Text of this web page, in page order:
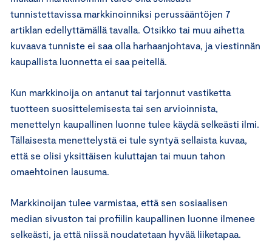
tunnistettavissa markkinoinniksi perussääntöjen 7
artiklan edellyttämällä tavalla. Otsikko tai muu aihetta
kuvaava tunniste ei saa olla harhaanjohtava, ja viestinnän
kaupallista luonnetta ei saa peitellä.
Kun markkinoija on antanut tai tarjonnut vastiketta
tuotteen suosittelemisesta tai sen arvioinnista,
menettelyn kaupallinen luonne tulee käydä selkeästi ilmi.
Tällaisesta menettelystä ei tule syntyä sellaista kuvaa,
että se olisi yksittäisen kuluttajan tai muun tahon
omaehtoinen lausuma.
Markkinoijan tulee varmistaa, että sen sosiaalisen
median sivuston tai profiilin kaupallinen luonne ilmenee
selkeästi, ja että niissä noudatetaan hyvää liiketapaa.